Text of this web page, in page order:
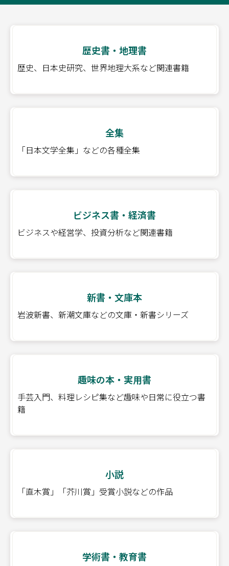
歴史書・地理書
歴史、日本史研究、世界地理大系など関連書籍
全集
「日本文学全集」などの各種全集
ビジネス書・経済書
ビジネスや経営学、投資分析など関連書籍
新書・文庫本
岩波新書、新潮文庫などの文庫・新書シリーズ
趣味の本・実用書
手芸入門、料理レシピ集など趣味や日常に役立つ書
籍
小説
「直木賞」「芥川賞」受賞小説などの作品
学術書・教育書